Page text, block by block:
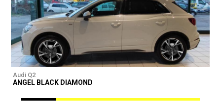
Audi Q2
ANGEL BLACK DIAMOND